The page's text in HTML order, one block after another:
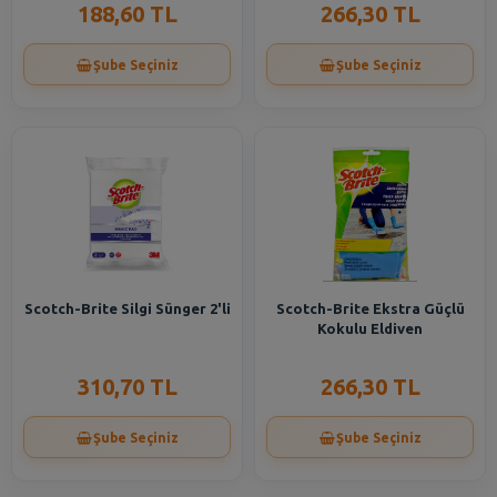
188,60 TL
Şube Seçiniz
266,30 TL
Şube Seçiniz
Scotch-Brite Silgi Sünger 2'li
310,70 TL
Şube Seçiniz
Scotch-Brite Ekstra Güçlü
Kokulu Eldiven
266,30 TL
Şube Seçiniz